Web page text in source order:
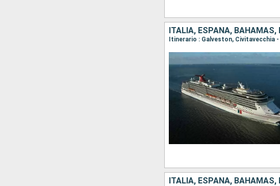
ITALIA, ESPAÑA, BAHAMAS,
ITALIA, ESPAÑA, BAHAMAS,